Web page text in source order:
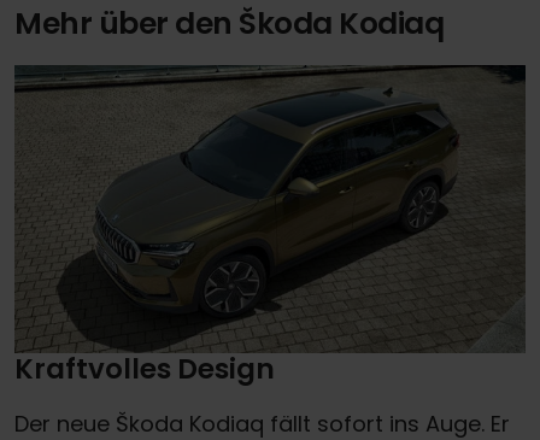
Mehr über den Škoda Kodiaq
Kraftvolles Design
Der neue Škoda Kodiaq fällt sofort ins Auge. Er